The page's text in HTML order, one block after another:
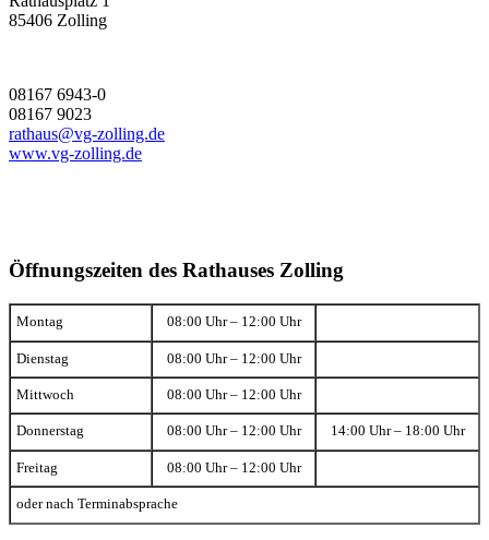
85406 Zolling
08167 6943-0
08167 9023
rathaus@vg-zolling.de
www.vg-zolling.de
Öffnungszeiten des Rathauses Zolling
Montag 08:00 Uhr – 12:00 Uhr
Dienstag 08:00 Uhr – 12:00 Uhr
Mittwoch 08:00 Uhr – 12:00 Uhr
Donnerstag 08:00 Uhr – 12:00 Uhr 14:00 Uhr – 18:00 Uhr
Freitag 08:00 Uhr – 12:00 Uhr
oder nach Terminabsprache